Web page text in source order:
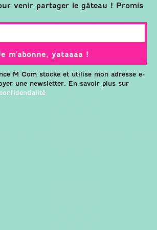
venir partager le gâteau ! Promis
m'abonne, yataaaa !
M Com stocke et utilise mon adresse e-
une newsletter. En savoir plus sur